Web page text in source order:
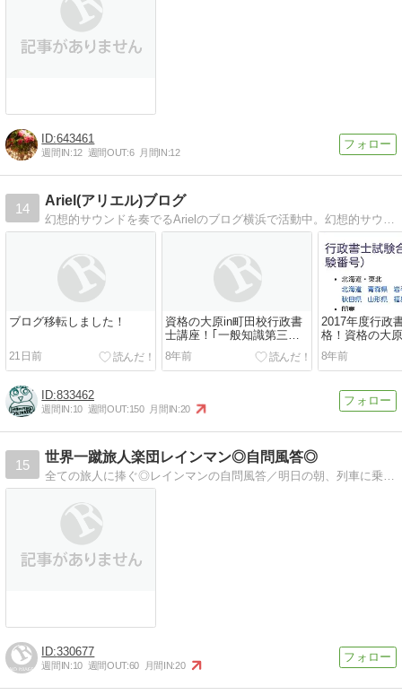
643461
週間IN:12 週間OUT:6 月間IN:12
14
Ariel(アリエル)ブログ
ブログ移転しました！
21日前
資格の大原in町田校行政書
士講座！｢一般知識第三回
目｣講師ナカティ先生
8年前
2017年度行政
格！資格の大
座のナカティ
マ先生、みな
う(´･∀･`)
8年前
833462
週間IN:10 週間OUT:150 月間IN:20
15
世界一蹴旅人楽団レインマン◎自問風答◎
全ての旅人に捧ぐ◎レインマンの自問風答／明日の朝、列車に乗る。この町を出るよ。１人で決める事。相談しちゃいけない事。
330677
週間IN:10 週間OUT:60 月間IN:20